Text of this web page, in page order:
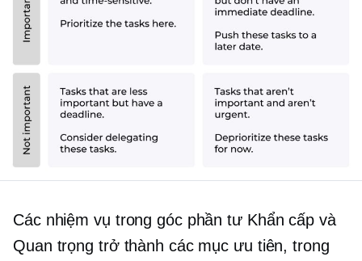
Các nhiệm vụ trong góc phần tư Khẩn cấp và
Quan trọng trở thành các mục ưu tiên, trong